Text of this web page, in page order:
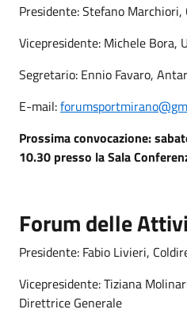
Presidente: Stefano Marchiori,
Vicepresidente: Michele Bora,
Segretario: Ennio Favaro,
E-mail:
Prossima convocazione:
10.30 presso la Sala
Forum delle
Presidente: Fabio Livieri,
Vicepresidente: Tiziana
Direttrice Generale